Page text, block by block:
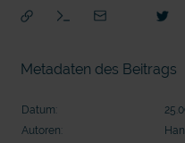
Metadaten des Beitrags
Datum:
Autoren: